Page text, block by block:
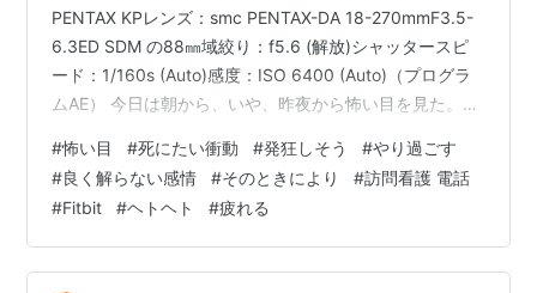
PENTAX KPレンズ：smc PENTAX-DA 18-270mmF3.5-
6.3ED SDM の88㎜域絞り：f5.6 (解放)シャッタースピ
ード：1/160s (Auto)感度：ISO 6400 (Auto)（プログラ
ムAE） 今日は朝から、いや、昨夜から怖い目を見た。
った。それから少しは眠れたものの、今度は発狂しそう
な気分。これは、経験したことがなければ何とも書きよ
うがない。とにかく横になって、やり過ごす。 よく、夢
を見て、あ、夢だったとホッとすることがある人はいる
と思う。そ…
#怖い目 #死にたい衝動 #発狂しそう #やり過ごす
#良く解らない感情 #そのときにより #訪問看護 電話
#Fitbit #ヘトヘト #疲れる